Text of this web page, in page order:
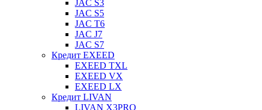
JAC S3
JAC S5
JAC T6
JAC J7
JAC S7
Кредит EXEED
EXEED TXL
EXEED VX
EXEED LX
Кредит LIVAN
LIVAN X3PRO